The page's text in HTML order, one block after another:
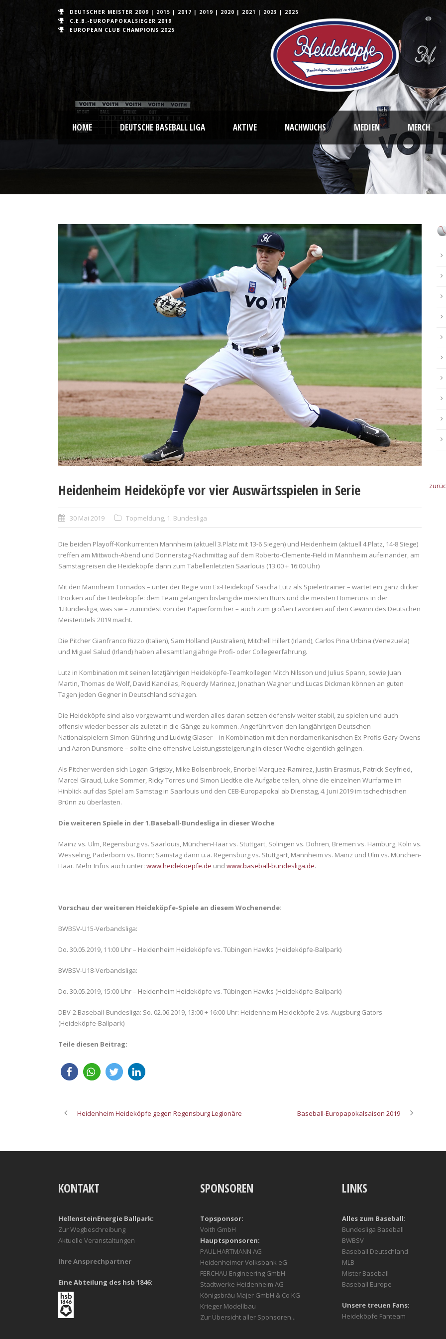
DEUTSCHER MEISTER 2009 | 2015 | 2017 | 2019 | 2020 | 2021 | 2023 | 2025
C.E.B.-EUROPAPOKALSIEGER 2019
EUROPEAN CLUB CHAMPIONS 2025
HOME DEUTSCHE BASEBALL LIGA AKTIVE NACHWUCHS MEDIEN MERCH
Heidenheim Heideköpfe vor vier Auswärtsspielen in Serie
30 Mai 2019 Topmeldung, 1. Bundesliga
Die beiden Playoff-Konkurrenten Mannheim (aktuell 3.Platz mit 13-6 Siegen) und Heidenheim (aktuell 4.Platz, 14-8 Siege)
treffen am Mittwoch-Abend und Donnerstag-Nachmittag auf dem Roberto-Clemente-Field in Mannheim aufeinander, am
Samstag reisen die Heideköpfe dann zum Tabellenletzten Saarlouis (13:00 + 16:00 Uhr)
Mit den Mannheim Tornados – unter der Regie von Ex-Heidekopf Sascha Lutz als Spielertrainer – wartet ein ganz dicker
Brocken auf die Heideköpfe: dem Team gelangen bislang die meisten Runs und die meisten Homeruns in der
1.Bundesliga, was sie – zumindest von der Papierform her – auch zum großen Favoriten auf den Gewinn des Deutschen
Meistertitels 2019 macht.
Die Pitcher Gianfranco Rizzo (Italien), Sam Holland (Australien), Mitchell Hillert (Irland), Carlos Pina Urbina (Venezuela)
und Miguel Salud (Irland) haben allesamt langjährige Profi- oder Collegeerfahrung.
Lutz in Kombination mit seinen letztjährigen Heideköpfe-Teamkollegen Mitch Nilsson und Julius Spann, sowie Juan
Martin, Thomas de Wolf, David Kandilas, Riquerdy Marinez, Jonathan Wagner und Lucas Dickman können an guten
Tagen jeden Gegner in Deutschland schlagen.
Die Heideköpfe sind also vorgewarnt und werden alles daran setzen defensiv weiter stabil, zu spielen und auch
offensiv wieder besser als zuletzt in die Gänge zu kommen. Angeführt von den langjährigen Deutschen
Nationalspielern Simon Gühring und Ludwig Glaser – in Kombination mit den nordamerikanischen Ex-Profis Gary Owens
und Aaron Dunsmore – sollte eine offensive Leistungssteigerung in dieser Woche eigentlich gelingen.
Als Pitcher werden sich Logan Grigsby, Mike Bolsenbroek, Enorbel Marquez-Ramirez, Justin Erasmus, Patrick Seyfried,
Marcel Giraud, Luke Sommer, Ricky Torres und Simon Liedtke die Aufgabe teilen, ohne die einzelnen Wurfarme im
Hinblick auf das Spiel am Samstag in Saarlouis und den CEB-Europapokal ab Dienstag, 4. Juni 2019 im tschechischen
Brünn zu überlasten.
Die weiteren Spiele in der 1.Baseball-Bundesliga in dieser Woche:
Mainz vs. Ulm, Regensburg vs. Saarlouis, München-Haar vs. Stuttgart, Solingen vs. Dohren, Bremen vs. Hamburg, Köln vs.
Wesseling, Paderborn vs. Bonn; Samstag dann u.a. Regensburg vs. Stuttgart, Mannheim vs. Mainz und Ulm vs. München-
Haar. Mehr Infos auch unter: www.heidekoepfe.de und www.baseball-bundesliga.de.
Vorschau der weiteren Heideköpfe-Spiele an diesem Wochenende:
BWBSV-U15-Verbandsliga:
Do. 30.05.2019, 11:00 Uhr – Heidenheim Heideköpfe vs. Tübingen Hawks (Heideköpfe-Ballpark)
BWBSV-U18-Verbandsliga:
Do. 30.05.2019, 15:00 Uhr – Heidenheim Heideköpfe vs. Tübingen Hawks (Heideköpfe-Ballpark)
DBV-2.Baseball-Bundesliga: So. 02.06.2019, 13:00 + 16:00 Uhr: Heidenheim Heideköpfe 2 vs. Augsburg Gators
(Heideköpfe-Ballpark)
Teile diesen Beitrag:
Heidenheim Heideköpfe gegen Regensburg Legionäre Baseball-Europapokalsaison 2019
KONTAKT
HellensteinEnergie Ballpark:
Zur Wegbeschreibung
Aktuelle Veranstaltungen
Ihre Ansprechpartner
Eine Abteilung des hsb 1846:
SPONSOREN
Topsponsor:
Voith GmbH
Hauptsponsoren:
PAUL HARTMANN AG
Heidenheimer Volksbank eG
FERCHAU Engineering GmbH
Stadtwerke Heidenheim AG
Königsbräu Majer GmbH & Co KG
Krieger Modellbau
Zur Übersicht aller Sponsoren...
LINKS
Alles zum Baseball:
Bundesliga Baseball
BWBSV
Baseball Deutschland
MLB
Mister Baseball
Baseball Europe
Unsere treuen Fans:
Heideköpfe Fanteam